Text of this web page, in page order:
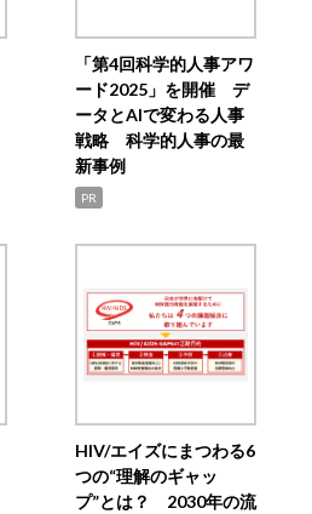
「第4回科学的人事アワ
ード2025」を開催 デ
ータとAIで変わる人事
戦略 科学的人事の最
新事例
PR
HIV/エイズにまつわる6
つの“理解のギャッ
プ”とは？ 2030年の流